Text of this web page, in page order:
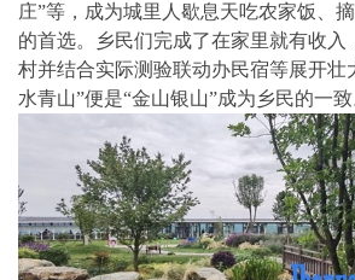
庄”等，成为城里人歇息天吃农家饭、
的首选。乡民们完成了在家里就有收入
村并结合实际测验联动办民宿等展开壮
水青山”便是“金山银山”成为乡民的一致